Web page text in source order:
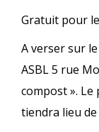
Gratuit pour
A verser sur
ASBL 5 rue
compost ». Le
tiendra lieu